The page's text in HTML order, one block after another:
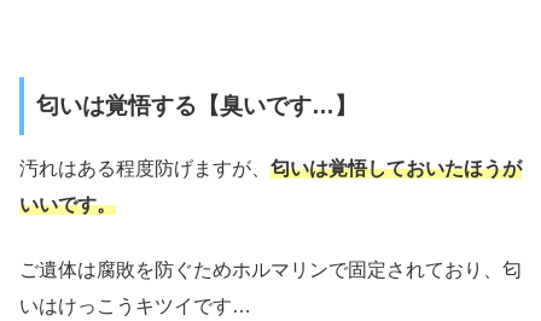
匂いは覚悟する【臭いです…】
汚れはある程度防げますが、 匂いは覚悟しておいたほうが
いいです。
ご遺体は腐敗を防ぐためホルマリンで固定されており、匂
いはけっこうキツイです…